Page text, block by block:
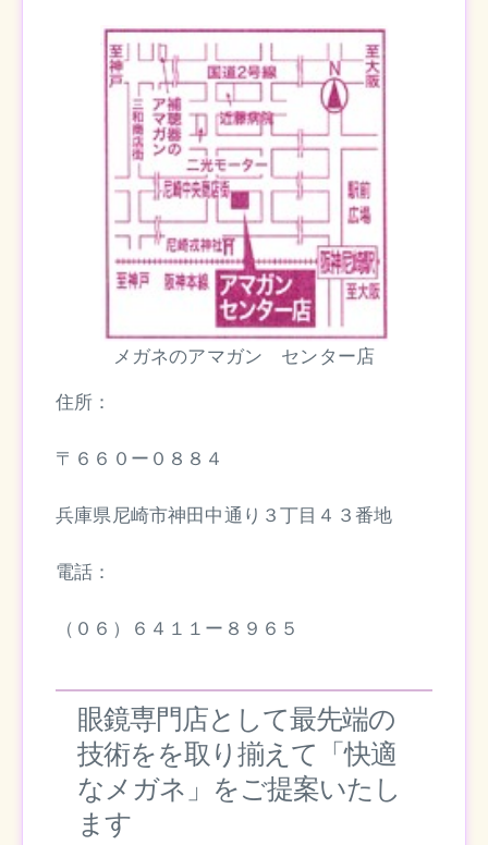
メガネのアマガン センター店
住所：
〒６６０ー０８８４
兵庫県尼崎市神田中通り３丁目４３番地
電話：
（０６）６４１１ー８９６５
眼鏡専門店として最先端の
技術をを取り揃えて「快適
なメガネ」をご提案いたし
ます